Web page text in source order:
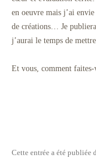
en oeuvre mais j’ai
de créations… Je
j’aurai le temps de
Et vous, comment faites-
Cette entrée a été publiée